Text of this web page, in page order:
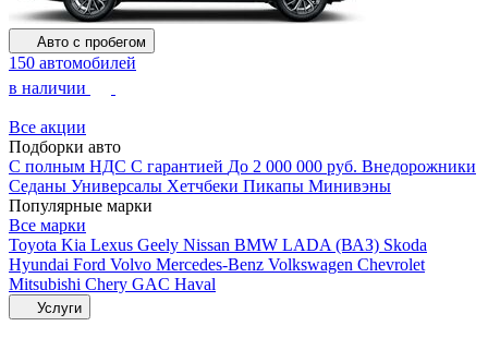
Авто с пробегом
150 автомобилей
в наличии
Все акции
Подборки авто
С полным НДС С гарантией До 2 000 000 руб. Внедорожники
Седаны Универсалы Хетчбеки Пикапы Минивэны
Популярные марки
Все марки
Toyota Kia Lexus Geely Nissan BMW LADA (ВАЗ) Skoda
Hyundai Ford Volvo Mercedes-Benz Volkswagen Chevrolet
Mitsubishi Chery GAC Haval
Услуги